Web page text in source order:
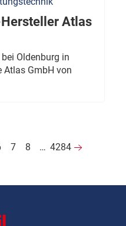
Atlas
Oldenburg in
Atlas GmbH von
7 8 … 4284